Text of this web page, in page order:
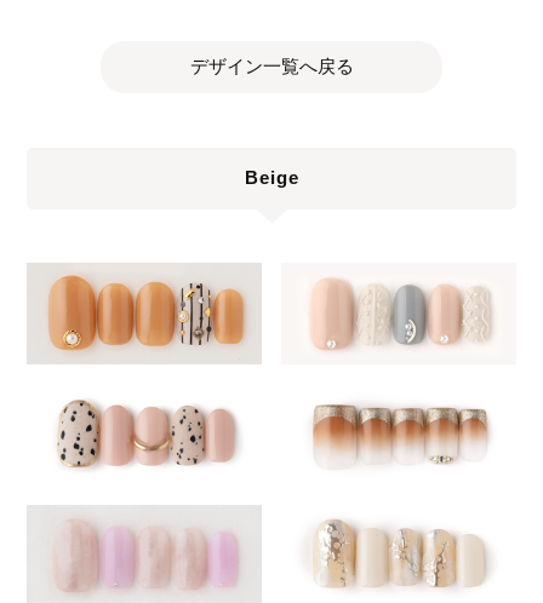
デザイン一覧へ戻る
Beige